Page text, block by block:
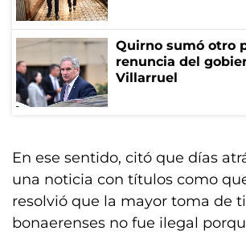
Quirno sumó otro
renuncia del
Villarruel
En ese sentido, citó que días
una noticia con títulos como
resolvió que la mayor toma de
bonaerenses no fue ilegal